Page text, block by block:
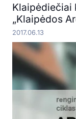
Klaipėdiečiai
„Klaipėdos
2017.06.13